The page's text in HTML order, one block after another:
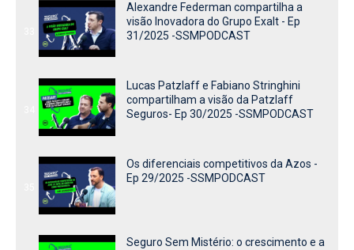
Alexandre Federman compartilha a
visão Inovadora do Grupo Exalt - Ep
31/2025 -SSMPODCAST
Lucas Patzlaff e Fabiano Stringhini
compartilham a visão da Patzlaff
Seguros- Ep 30/2025 -SSMPODCAST
Os diferenciais competitivos da Azos -
Ep 29/2025 -SSMPODCAST
Seguro Sem Mistério: o crescimento e a